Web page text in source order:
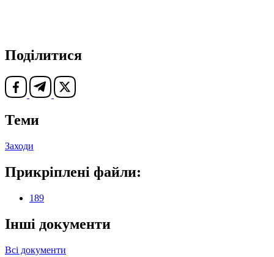
Поділитися
Теми
Заходи
Прикріплені файли:
189
Інші документи
Всі документи